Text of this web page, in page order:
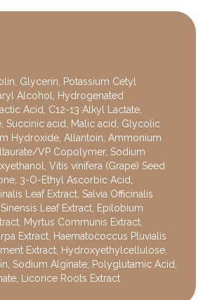
Glycerin, Potassium Cetyl
Alcohol, Hydrogenated
Acid, C12-13 Alkyl Lactate,
Succinic acid, Malic acid, Glycolic
Hydroxide, Allantoin, Ammonium
VP Copolymer, Sodium
Vitis vinifera (Grape) Seed
3-O-Ethyl Ascorbic Acid,
Leaf Extract, Salvia Officinalis
Leaf Extract, Epilobium
Myrtus Communis Extract,
Extract, Haematococcus Pluvialis
Extract, Hydroxyethylcellulose,
Sodium Alginate, Polyglutamic Acid,
Licorice Roots Extract